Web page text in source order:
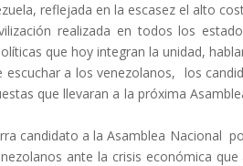
reflejada en la escasez el alto
realizada en todos los
que hoy integran la unidad,
escuchar a los venezolanos, los
que llevaran a la próxima
candidato a la Asamblea Nacional
ante la crisis económica